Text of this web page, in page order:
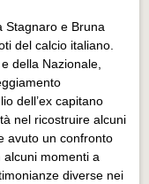
Stagnaro e Bruna
del calcio italiano.
della Nazionale,
dell’ex capitano
nel ricostruire alcuni
avuto un confronto
alcuni momenti a
diverse nei